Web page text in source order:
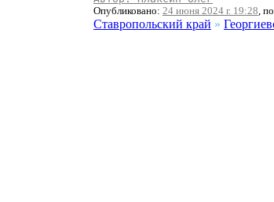
Опубликовано: 24 июня 2024 г. 19:28,
Ставропольский край »